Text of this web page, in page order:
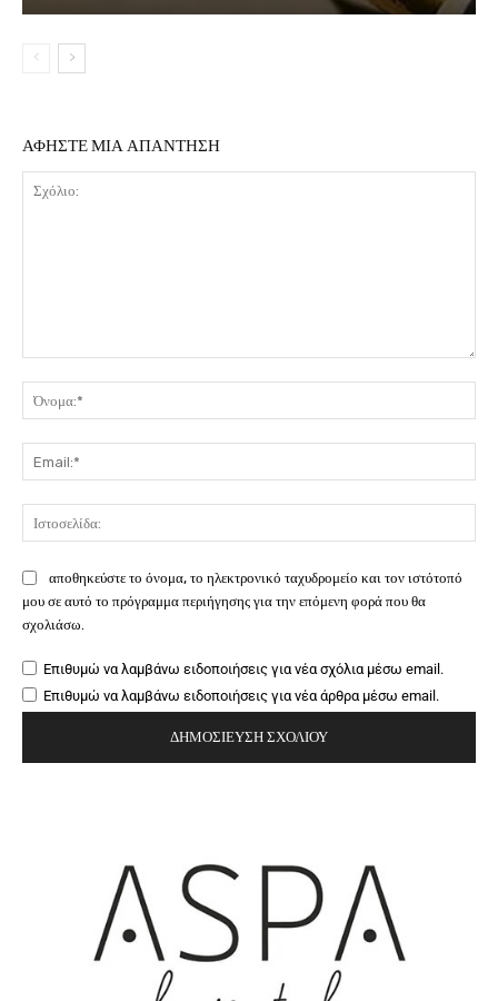
ΑΦΗΣΤΕ ΜΙΑ ΑΠΑΝΤΗΣΗ
αποθηκεύστε το όνομα, το ηλεκτρονικό ταχυδρομείο και τον ιστότοπό
μου σε αυτό το πρόγραμμα περιήγησης για την επόμενη φορά που θα
σχολιάσω.
Επιθυμώ να λαμβάνω ειδοποιήσεις για νέα σχόλια μέσω email.
Επιθυμώ να λαμβάνω ειδοποιήσεις για νέα άρθρα μέσω email.